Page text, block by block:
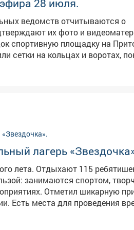
28 июля.
ведомств отчитываются о
их фото и
спортивную площадку на
сетки на кольцах и воротах,
Возьму мяч и с сыном дойду
водители там нарушают, люди
под опорную конструкцию. В
свалку в районе
участок и привели его в
помогают нам делать Кузбасс
лагерь
лета. Отдыхают 115
занимаются спортом,
природу и
Есть места для проведения
настроение и желание